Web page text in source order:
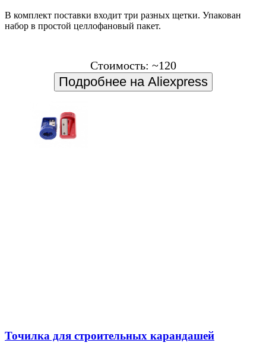
В комплект поставки входит три разных щетки. Упакован
набор в простой целлофановый пакет.
Стоимость: ~120
Подробнее на Aliexpress
Точилка для строительных карандашей